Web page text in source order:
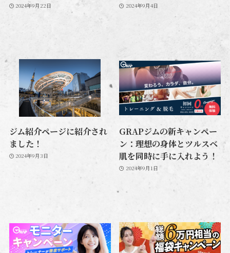
2024年9月22日 2024年9月4日
ジム紹介ページに紹介され
ました！
2024年9月3日
GRAPジムの新キャンペー
ン：理想の身体とツルスベ
肌を同時に手に入れよう！
2024年9月1日